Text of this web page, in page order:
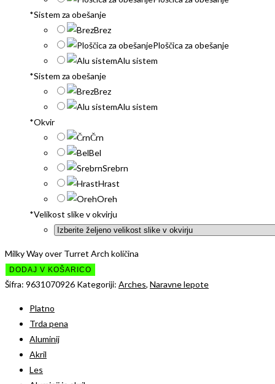
*Sistem za obešanje
Brez
Ploščica za obešanje
Alu sistem
*Sistem za obešanje
Brez
Alu sistem
*Okvir
Črn
Bel
Srebrn
Hrast
Oreh
*Velikost slike v okvirju
Milky Way over Turret Arch količina
DODAJ V KOŠARICO
Šifra: 9631070926 Kategoriji: Arches, Naravne lepote
Platno
Trda pena
Aluminij
Akril
Les